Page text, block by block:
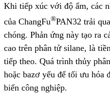
Khi tiếp xúc với độ ẩm, các
của ChangFu®PAN32 trải
chóng. Phản ứng này tạo ra
cao trên phân tử silane, là
tiếp theo. Quá trình thủy
hoặc bazơ yếu để tối ưu hóa
biến công nghiệp.